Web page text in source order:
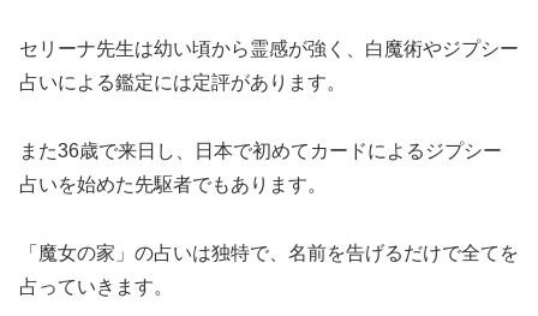
セリーナ先生は幼い頃から霊感が強く、白魔術やジプシー
占いによる鑑定には定評があります。
また36歳で来日し、日本で初めてカードによるジプシー
占いを始めた先駆者でもあります。
「魔女の家」の占いは独特で、名前を告げるだけで全てを
占っていきます。